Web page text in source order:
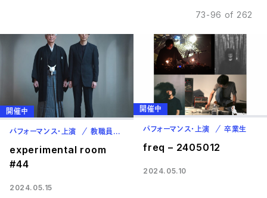
73-96 of 262
開催中
パフォーマンス・上演 教職員 卒業生
experimental room
#44
2024.05.15
開催中
パフォーマンス・上演 卒業生
freq – 2405012
2024.05.10